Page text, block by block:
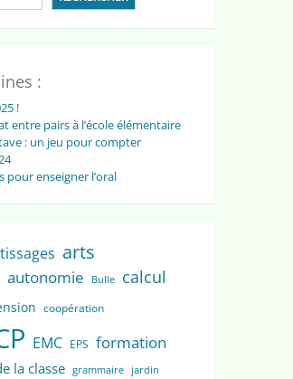
:
!
entre pairs à l’école élémentaire
: un jeu pour compter
pour enseigner l’oral
arts
autonomie Bulle calcul
coopération
EMC EPS formation
la classe grammaire jardin